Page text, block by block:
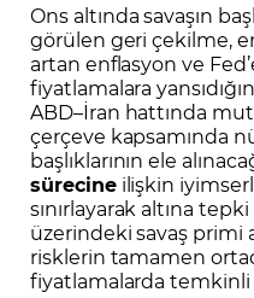
Ons altında savaşın
görülen geri çekilme,
artan enflasyon ve
fiyatlamalara
ABD–İran hattında
çerçeve kapsamında
başlıklarının ele
sürecineilişkin
sınırlayarak altına
üzerindeki savaş primi
risklerin tamamen
fiyatlamalarda